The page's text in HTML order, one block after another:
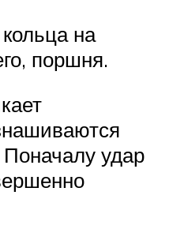
на
поршня.
удар